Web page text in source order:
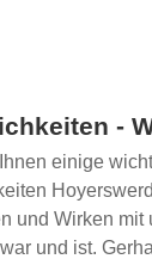
-
einige
und Wirken mit
und ist.